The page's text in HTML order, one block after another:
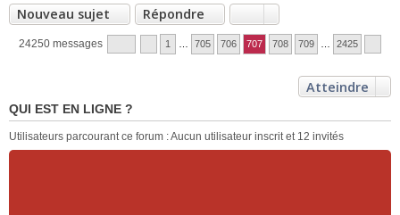
Nouveau sujet Répondre
24250 messages 1 705 706 707 708 709 2425
Atteindre
QUI EST EN LIGNE ?
Utilisateurs parcourant ce forum : Aucun utilisateur inscrit et 12 invités